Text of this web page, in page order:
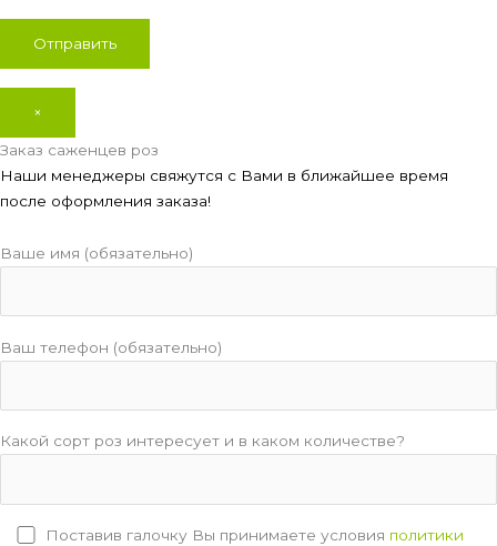
×
Заказ саженцев роз
Наши менеджеры свяжутся с Вами в ближайшее время
после оформления заказа!
Ваше имя (обязательно)
Ваш телефон (обязательно)
Какой сорт роз интересует и в каком количестве?
Поставив галочку Вы принимаете условия политики